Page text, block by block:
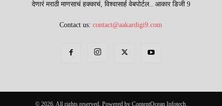
देणारं मराठी माणसाचं हक्काचं, विश्वासार्ह वेबपोर्टल.. आकार डिजी 9
Contact us:contact@aakardigi9.com
© 2026. All rights reserved. Powered by ContentOcean Infotech.